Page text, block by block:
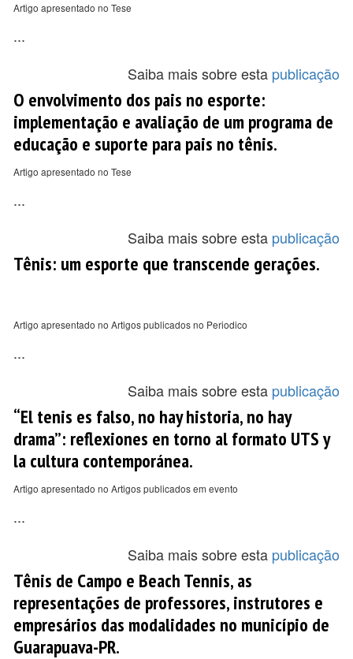
Artigo apresentado no Tese
...
Saiba mais sobre esta publicação
O envolvimento dos pais no esporte:
implementação e avaliação de um programa de
educação e suporte para pais no tênis.
Artigo apresentado no Tese
...
Saiba mais sobre esta publicação
Tênis: um esporte que transcende gerações.
Artigo apresentado no Artigos publicados no Periodico
...
Saiba mais sobre esta publicação
“El tenis es falso, no hay historia, no hay
drama”: reflexiones en torno al formato UTS y
la cultura contemporánea.
Artigo apresentado no Artigos publicados em evento
...
Saiba mais sobre esta publicação
Tênis de Campo e Beach Tennis, as
representações de professores, instrutores e
empresários das modalidades no município de
Guarapuava-PR.